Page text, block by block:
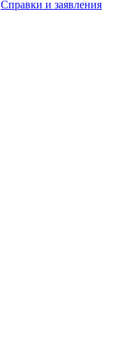
Справки и заявления